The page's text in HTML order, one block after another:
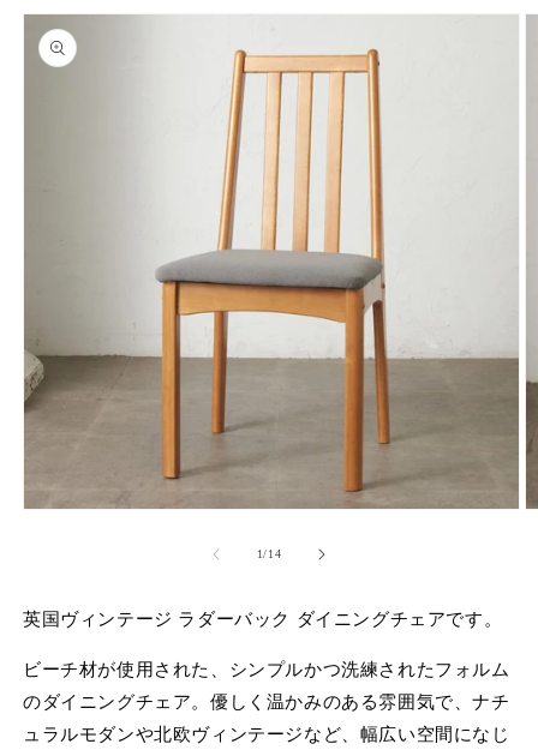
商品情
報にス
キップ
メ
ィ
(1)
を
1/の
14
英国ヴィンテージ ラダーバック ダイニングチェアです。
ビーチ材が使用された、シンプルかつ洗練されたフォルム
のダイニングチェア。優しく温かみのある雰囲気で、ナチ
ュラルモダンや北欧ヴィンテージなど、幅広い空間になじ